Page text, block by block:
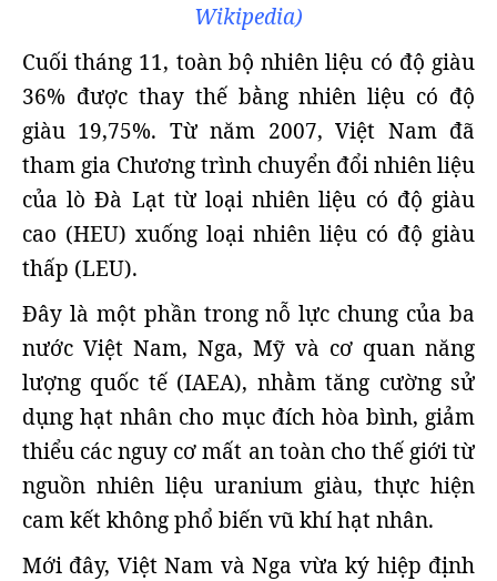
Wikipedia)
Cuối tháng 11, toàn bộ nhiên liệu có độ giàu
36% được thay thế bằng nhiên liệu có độ
giàu 19,75%. Từ năm 2007, Việt Nam đã
tham gia Chương trình chuyển đổi nhiên liệu
của lò Đà Lạt từ loại nhiên liệu có độ giàu
cao (HEU) xuống loại nhiên liệu có độ giàu
thấp (LEU).
Đây là một phần trong nỗ lực chung của ba
nước Việt Nam, Nga, Mỹ và cơ quan năng
lượng quốc tế (IAEA), nhằm tăng cường sử
dụng hạt nhân cho mục đích hòa bình, giảm
thiểu các nguy cơ mất an toàn cho thế giới từ
nguồn nhiên liệu uranium giàu, thực hiện
cam kết không phổ biến vũ khí hạt nhân.
Mới đây, Việt Nam và Nga vừa ký hiệp định